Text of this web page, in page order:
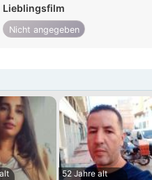
Lieblingsfilm
Nicht angegeben
52 Jahre alt